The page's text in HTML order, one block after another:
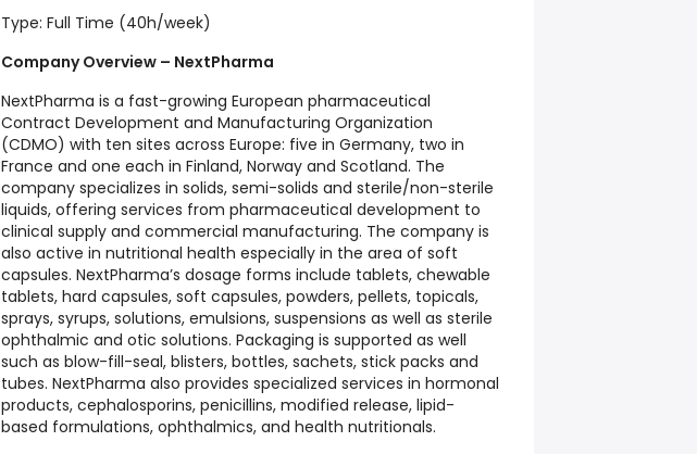
Type: Full Time (40h/week)
Company Overview – NextPharma
NextPharma is a fast-growing European pharmaceutical
Contract Development and Manufacturing Organization
(CDMO) with ten sites across Europe: five in Germany, two in
France and one each in Finland, Norway and Scotland. The
company specializes in solids, semi-solids and sterile/non-sterile
liquids, offering services from pharmaceutical development to
clinical supply and commercial manufacturing. The company is
also active in nutritional health especially in the area of soft
capsules. NextPharma’s dosage forms include tablets, chewable
tablets, hard capsules, soft capsules, powders, pellets, topicals,
sprays, syrups, solutions, emulsions, suspensions as well as sterile
ophthalmic and otic solutions. Packaging is supported as well
such as blow-fill-seal, blisters, bottles, sachets, stick packs and
tubes. NextPharma also provides specialized services in hormonal
products, cephalosporins, penicillins, modified release, lipid-
based formulations, ophthalmics, and health nutritionals.